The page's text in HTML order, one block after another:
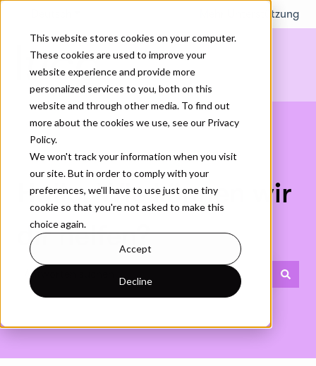
This website stores cookies on your computer.
These cookies are used to improve your
website experience and provide more
personalized services to you, both on this
website and through other media. To find out
more about the cookies we use, see our Privacy
Policy.
We won't track your information when you visit
our site. But in order to comply with your
preferences, we'll have to use just one tiny
cookie so that you're not asked to make this
choice again.
Accept
Decline
Mehr Unterstützung
Hallo. Wie können wir
dir helfen?
Es gibt keine Vorschläge, da das Suchfeld leer ist.